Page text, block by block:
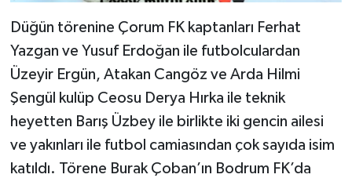
Düğün törenine Çorum FK kaptanları Ferhat
Yazgan ve Yusuf Erdoğan ile futbolculardan
Üzeyir Ergün, Atakan Cangöz ve Arda Hilmi
Şengül kulüp Ceosu Derya Hırka ile teknik
heyetten Barış Üzbey ile birlikte iki gencin ailesi
ve yakınları ile futbol camiasından çok sayıda isim
katıldı. Törene Burak Çoban’ın Bodrum FK’da